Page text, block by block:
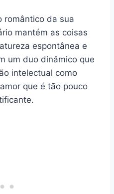
romântico da sua
mantém as coisas
espontânea e
um duo dinâmico que
intelectual como
que é tão pouco